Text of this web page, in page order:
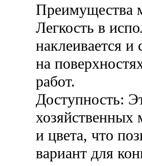
Преимущества
Легкость в
наклеивается
на
работ.
Доступность:
хозяйственных
и цвета, что
вариант для